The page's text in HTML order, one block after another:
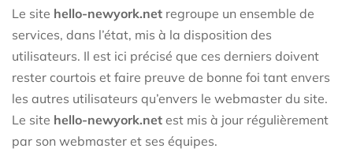
Le site hello-newyork.net regroupe un ensemble de
services, dans l’état, mis à la disposition des
utilisateurs. Il est ici précisé que ces derniers doivent
rester courtois et faire preuve de bonne foi tant envers
les autres utilisateurs qu’envers le webmaster du site.
Le site hello-newyork.net est mis à jour régulièrement
par son webmaster et ses équipes.